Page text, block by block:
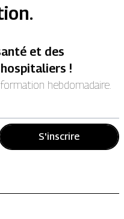
et des
!
hebdomadaire.
S'inscrire